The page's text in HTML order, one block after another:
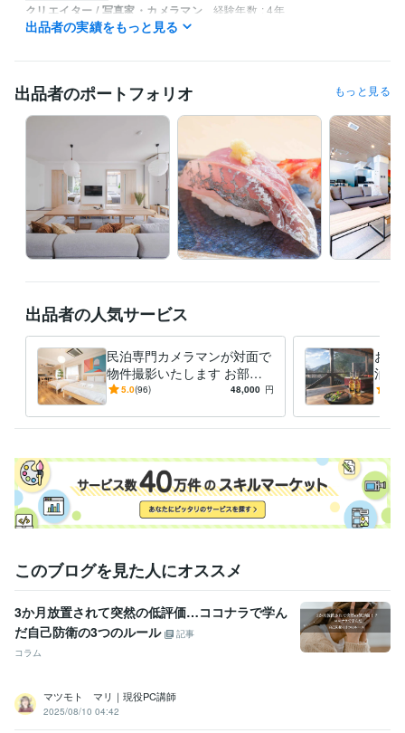
クリエイター / 写真家・カメラマン 経験年数 : 4年
ライフスタイル・その他 / シェフ・パティシエ
資格・検定
Adobe Photoshop:20年
DaVinci Resolve:3年
得意分野
動画編集・映像制作 写真撮影
出品者の実績をもっと見る
出品者のポートフォリオ もっと見る
出品者の人気サービス
民泊専門カメラマンが対面で
物件撮影いたします お部屋
の魅力を引き出します｜民泊
5.0(96) 48,000 円
お泊
泊・
実際
す！
このブログを見た人にオススメ
3か月放置されて突然の低評価…ココナラで学ん
だ自己防衛の3つのルール
記事
コラム
マツモト マリ｜現役PC講師
2025/08/10 04:42